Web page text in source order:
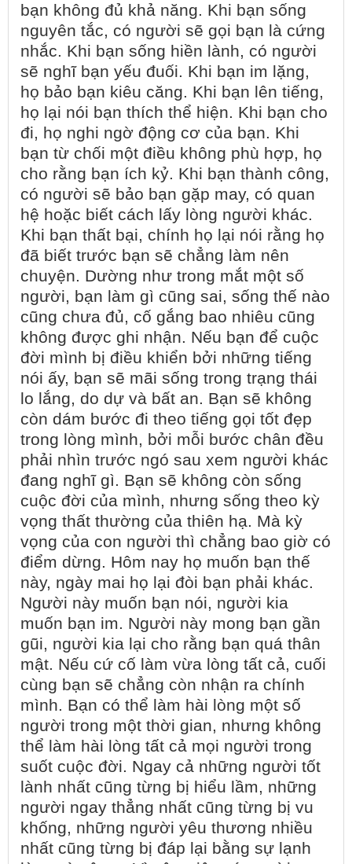
bạn không đủ khả năng. Khi bạn sống
nguyên tắc, có người sẽ gọi bạn là cứng
nhắc. Khi bạn sống hiền lành, có người
sẽ nghĩ bạn yếu đuối. Khi bạn im lặng,
họ bảo bạn kiêu căng. Khi bạn lên tiếng,
họ lại nói bạn thích thể hiện. Khi bạn cho
đi, họ nghi ngờ động cơ của bạn. Khi
bạn từ chối một điều không phù hợp, họ
cho rằng bạn ích kỷ. Khi bạn thành công,
có người sẽ bảo bạn gặp may, có quan
hệ hoặc biết cách lấy lòng người khác.
Khi bạn thất bại, chính họ lại nói rằng họ
đã biết trước bạn sẽ chẳng làm nên
chuyện. Dường như trong mắt một số
người, bạn làm gì cũng sai, sống thế nào
cũng chưa đủ, cố gắng bao nhiêu cũng
không được ghi nhận. Nếu bạn để cuộc
đời mình bị điều khiển bởi những tiếng
nói ấy, bạn sẽ mãi sống trong trạng thái
lo lắng, do dự và bất an. Bạn sẽ không
còn dám bước đi theo tiếng gọi tốt đẹp
trong lòng mình, bởi mỗi bước chân đều
phải nhìn trước ngó sau xem người khác
đang nghĩ gì. Bạn sẽ không còn sống
cuộc đời của mình, nhưng sống theo kỳ
vọng thất thường của thiên hạ. Mà kỳ
vọng của con người thì chẳng bao giờ có
điểm dừng. Hôm nay họ muốn bạn thế
này, ngày mai họ lại đòi bạn phải khác.
Người này muốn bạn nói, người kia
muốn bạn im. Người này mong bạn gần
gũi, người kia lại cho rằng bạn quá thân
mật. Nếu cứ cố làm vừa lòng tất cả, cuối
cùng bạn sẽ chẳng còn nhận ra chính
mình. Bạn có thể làm hài lòng một số
người trong một thời gian, nhưng không
thể làm hài lòng tất cả mọi người trong
suốt cuộc đời. Ngay cả những người tốt
lành nhất cũng từng bị hiểu lầm, những
người ngay thẳng nhất cũng từng bị vu
khống, những người yêu thương nhiều
nhất cũng từng bị đáp lại bằng sự lạnh